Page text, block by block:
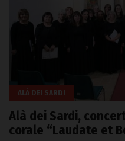
ALÀ DEI SARDI
Alà dei Sardi,
corale “Laudate et